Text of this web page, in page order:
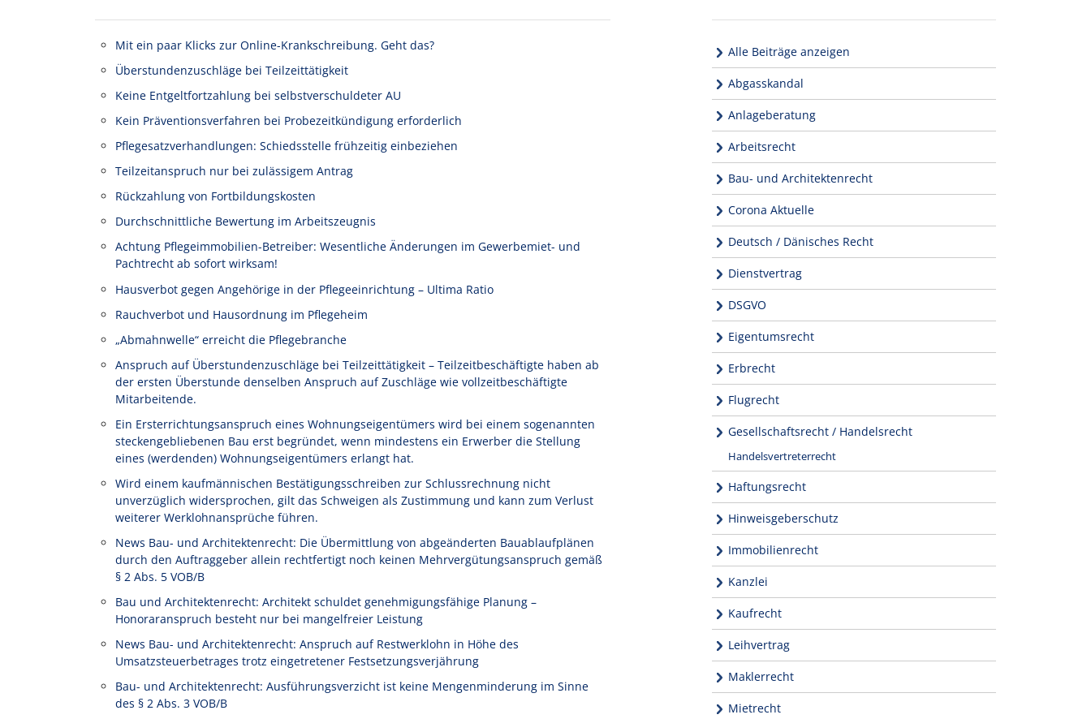
Mit ein paar Klicks zur Online-Krankschreibung. Geht das?
Überstundenzuschläge bei Teilzeittätigkeit
Keine Entgeltfortzahlung bei selbstverschuldeter AU
Kein Präventionsverfahren bei Probezeitkündigung erforderlich
Pflegesatzverhandlungen: Schiedsstelle frühzeitig einbeziehen
Teilzeitanspruch nur bei zulässigem Antrag
Rückzahlung von Fortbildungskosten
Durchschnittliche Bewertung im Arbeitszeugnis
Achtung Pflegeimmobilien-Betreiber: Wesentliche Änderungen im Gewerbemiet- und
Pachtrecht ab sofort wirksam!
Hausverbot gegen Angehörige in der Pflegeeinrichtung – Ultima Ratio
Rauchverbot und Hausordnung im Pflegeheim
„Abmahnwelle“ erreicht die Pflegebranche
Anspruch auf Überstundenzuschläge bei Teilzeittätigkeit – Teilzeitbeschäftigte haben ab
der ersten Überstunde denselben Anspruch auf Zuschläge wie vollzeitbeschäftigte
Mitarbeitende.
Ein Ersterrichtungsanspruch eines Wohnungseigentümers wird bei einem sogenannten
steckengebliebenen Bau erst begründet, wenn mindestens ein Erwerber die Stellung
eines (werdenden) Wohnungseigentümers erlangt hat.
Wird einem kaufmännischen Bestätigungsschreiben zur Schlussrechnung nicht
unverzüglich widersprochen, gilt das Schweigen als Zustimmung und kann zum Verlust
weiterer Werklohnansprüche führen.
News Bau- und Architektenrecht: Die Übermittlung von abgeänderten Bauablaufplänen
durch den Auftraggeber allein rechtfertigt noch keinen Mehrvergütungsanspruch gemäß
§ 2 Abs. 5 VOB/B
Bau und Architektenrecht: Architekt schuldet genehmigungsfähige Planung –
Honoraranspruch besteht nur bei mangelfreier Leistung
News Bau- und Architektenrecht: Anspruch auf Restwerklohn in Höhe des
Umsatzsteuerbetrages trotz eingetretener Festsetzungsverjährung
Bau- und Architektenrecht: Ausführungsverzicht ist keine Mengenminderung im Sinne
des § 2 Abs. 3 VOB/B
Alle Beiträge anzeigen
Abgasskandal
Anlageberatung
Arbeitsrecht
Bau- und Architektenrecht
Corona Aktuelle
Deutsch / Dänisches Recht
Dienstvertrag
DSGVO
Eigentumsrecht
Erbrecht
Flugrecht
Gesellschaftsrecht / Handelsrecht
Handelsvertreterrecht
Haftungsrecht
Hinweisgeberschutz
Immobilienrecht
Kanzlei
Kaufrecht
Leihvertrag
Maklerrecht
Mietrecht